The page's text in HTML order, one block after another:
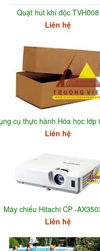
Quạt hút khí độc TVH008
Liên hệ
cụ thực hành Hóa học lớp
Liên hệ
Máy chiếu Hitachi CP -
Liên hệ